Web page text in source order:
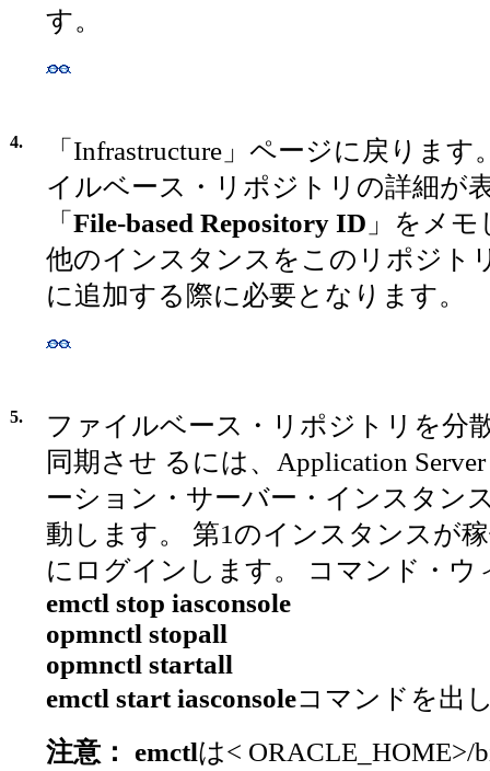
す。
4.
「Infrastructure」ページに戻りま
イルベース・リポジトリの詳細が
「 File-based Repository ID 」をメ
他のインスタンスをこのリポジト
に追加する際に必要となります。
5.
ファイルベース・リポジトリを分
同期させ るには、Application
ーション・サーバー・インスタン
動します。 第1のインスタンスが
にログインします。 コマンド・ウ
emctl stop iasconsole
opmnctl stopall
opmnctl startall
emctl start iasconsoleコマンドを出
注意： emctlは< ORACLE_HOME>/